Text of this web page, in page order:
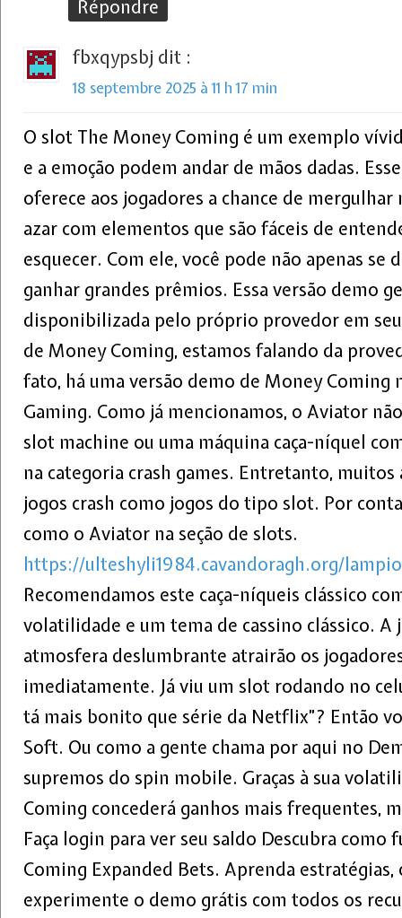
Répondre
fbxqypsbj dit :
18 septembre 2025 à 11 h 17 min
O slot The Money Coming é um exemplo
e a emoção podem andar de mãos dadas.
oferece aos jogadores a chance de
azar com elementos que são fáceis de
esquecer. Com ele, você pode não apenas se
ganhar grandes prêmios. Essa versão demo
disponibilizada pelo próprio provedor em
de Money Coming, estamos falando da
fato, há uma versão demo de Money Coming
Gaming. Como já mencionamos, o Aviator
slot machine ou uma máquina caça-níquel
na categoria crash games. Entretanto,
jogos crash como jogos do tipo slot. Por
como o Aviator na seção de slots.
https://ulteshyli1984.cavandoragh.org/
Recomendamos este caça-níqueis clássico
volatilidade e um tema de cassino clássico. A
atmosfera deslumbrante atrairão os
imediatamente. Já viu um slot rodando no
tá mais bonito que série da Netflix”? Então
Soft. Ou como a gente chama por aqui no
supremos do spin mobile. Graças à sua
Coming concederá ganhos mais frequentes,
Faça login para ver seu saldo Descubra como
Coming Expanded Bets. Aprenda estratégias,
experimente o demo grátis com todos os